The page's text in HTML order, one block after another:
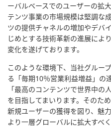
ーバルベースでのユーザーの拡
テンツ事業の市場規模は堅調な
ツの提供チャネルの増加やデバ
じめとする技術革新の進展によ
変化を遂げております。
このような環境下、当社グルー
る「毎期10％営業利益増益」の
「最高のコンテンツで世界中の
を目指してまいります。そのた
新規ユーザーの獲得を図り、魅
より一層グローバルに拡大すべ